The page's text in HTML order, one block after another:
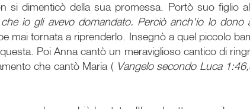
si dimenticò della sua promessa. Portò suo figlio
io gli avevo domandato. Perciò anch'io lo dono
mai tornata a riprenderlo. Insegnò a quel piccolo
Poi Anna cantò un meraviglioso cantico di
che cantò Maria ( Vangelo secondo Luca